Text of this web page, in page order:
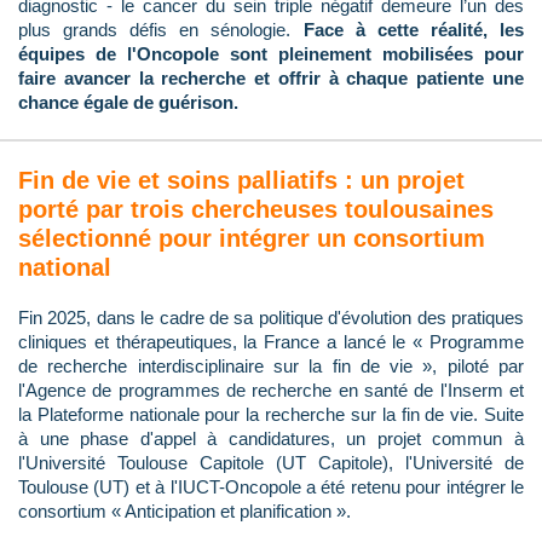
diagnostic - le cancer du sein triple négatif demeure l’un des
plus grands défis en sénologie. Face à cette réalité, les
équipes de l'Oncopole sont pleinement mobilisées pour
faire avancer la recherche et offrir à chaque patiente une
chance égale de guérison.
Fin de vie et soins palliatifs : un projet
porté par trois chercheuses toulousaines
sélectionné pour intégrer un consortium
national
Fin 2025, dans le cadre de sa politique d'évolution des pratiques
cliniques et thérapeutiques, la France a lancé le « Programme
de recherche interdisciplinaire sur la fin de vie », piloté par
l'Agence de programmes de recherche en santé de l'Inserm et
la Plateforme nationale pour la recherche sur la fin de vie. Suite
à une phase d'appel à candidatures, un projet commun à
l'Université Toulouse Capitole (UT Capitole), l'Université de
Toulouse (UT) et à l'IUCT-Oncopole a été retenu pour intégrer le
consortium « Anticipation et planification ».